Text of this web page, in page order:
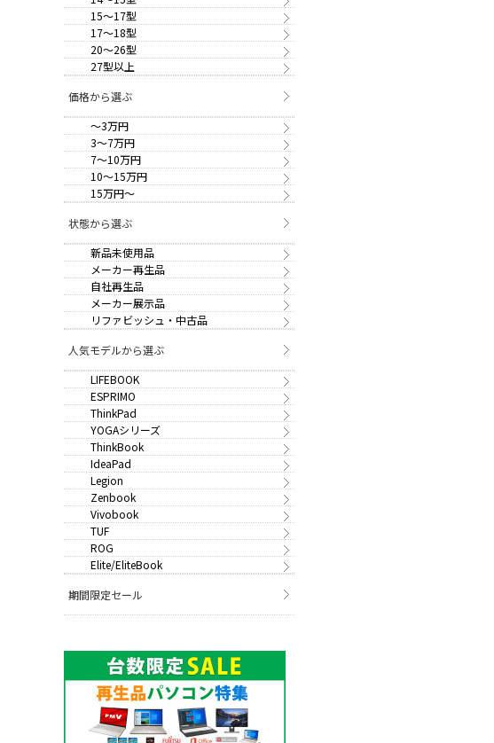
15～17型
17～18型
20～26型
27型以上
価格から選ぶ
～3万円
3～7万円
7～10万円
10～15万円
15万円～
状態から選ぶ
新品未使用品
メーカー再生品
自社再生品
メーカー展示品
リファビッシュ・中古品
人気モデルから選ぶ
LIFEBOOK
ESPRIMO
ThinkPad
YOGAシリーズ
ThinkBook
IdeaPad
Legion
Zenbook
Vivobook
TUF
ROG
Elite/EliteBook
期間限定セール